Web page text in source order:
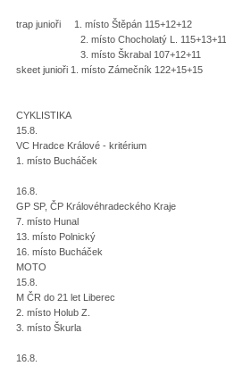
trap junioři 1. místo Štěpán 115+12+12
2. místo Chocholatý L. 115+13+11
3. místo Škrabal 107+12+11
skeet junioři 1. místo Zámečník 122+15+15
CYKLISTIKA
15.8.
VC Hradce Králové - kritérium
1. místo Bucháček
16.8.
GP SP, ČP Královéhradeckého Kraje
7. místo Hunal
13. místo Polnický
16. místo Bucháček
MOTO
15.8.
M ČR do 21 let Liberec
2. místo Holub Z.
3. místo Škurla
16.8.